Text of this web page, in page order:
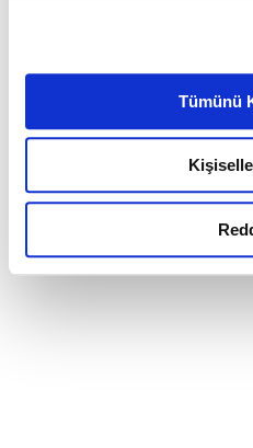
belirleyebilirsiniz. Çerezlere
Ayarlar butonuna tıklayabilir,
Metnimizi ziyaret
6698 sayılı Kişisel Verilerin
okumak ve sitemizi
gerçekleştirilen veri işleme
detaylı bilgi almak için lütfen
Tümünü